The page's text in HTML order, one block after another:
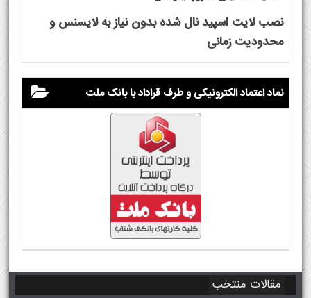
نصب لایت اسپید نال شده بدون نیاز به لایسنس و
محدودیت زمانی
نماد اعتماد الکترونیکی و طرف قراداد با بانک ملت
مقالات منتخب